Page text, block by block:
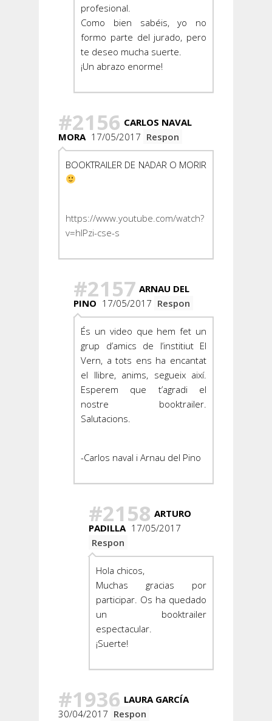
profesional.
Como bien sabéis, yo no
formo parte del jurado, pero
te deseo mucha suerte.
¡Un abrazo enorme!
#2156 CARLOS NAVAL
MORA 17/05/2017 Respon
BOOKTRAILER DE NADAR O MORIR
https://www.youtube.com/watch?
v=hIPzi-cse-s
#2157 ARNAU DEL
PINO 17/05/2017 Respon
És un video que hem fet un
grup d’amics de l’institiut El
Vern, a tots ens ha encantat
el llibre, anims, segueix així.
Esperem que t’agradi el
nostre booktrailer.
Salutacions.
-Carlos naval i Arnau del Pino
#2158 ARTURO
PADILLA 17/05/2017
Respon
Hola chicos,
Muchas gracias por
participar. Os ha quedado
un booktrailer
espectacular.
¡Suerte!
#1936 LAURA GARCÍA
30/04/2017 Respon